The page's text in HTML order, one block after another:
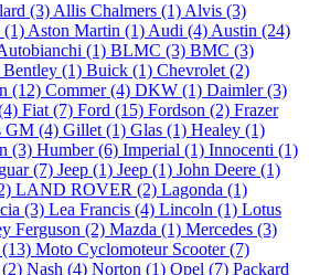
(3) Allis Chalmers (1) Alvis (3)
(1) Aston Martin (1) Audi (4) Austin (24)
(1) BLMC (3) BMC (3)
Bentley (1) Buick (1) Chevrolet (2)
(12) Commer (4) DKW (1) Daimler (3)
Fiat (7) Ford (15) Fordson (2) Frazer
GM (4) Gillet (1) Glas (1) Healey (1)
(3) Humber (6) Imperial (1) Innocenti (1)
(7) Jeep (1) Jeep (1) John Deere (1)
LAND ROVER (2) Lagonda (1)
(3) Lea Francis (4) Lincoln (1) Lotus
Ferguson (2) Mazda (1) Mercedes (3)
Moto Cyclomoteur Scooter (7)
Nash (4) Norton (1) Opel (7) Packard